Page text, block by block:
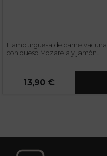
Hamburguesa de carne vacuna
con queso Mozarela y jamón
13,90 €